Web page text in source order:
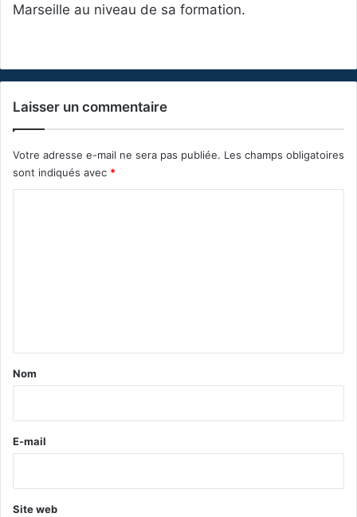
Marseille au niveau de sa formation.
Laisser un commentaire
Votre adresse e-mail ne sera pas publiée. Les champs obligatoires
sont indiqués avec *
a
e
Nom
E-mail
Site web